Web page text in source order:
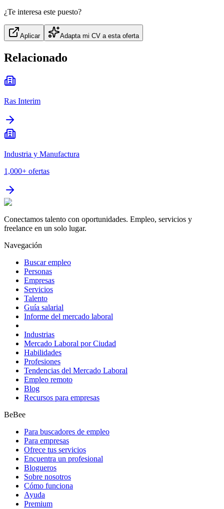
¿Te interesa este puesto?
Aplicar Adapta mi CV a esta oferta
Relacionado
Ras Interim
Industria y Manufactura
1,000+ ofertas
Conectamos talento con oportunidades. Empleo, servicios y
freelance en un solo lugar.
Navegación
Buscar empleo
Personas
Empresas
Servicios
Talento
Guía salarial
Informe del mercado laboral
Industrias
Mercado Laboral por Ciudad
Habilidades
Profesiones
Tendencias del Mercado Laboral
Empleo remoto
Blog
Recursos para empresas
BeBee
Para buscadores de empleo
Para empresas
Ofrece tus servicios
Encuentra un profesional
Blogueros
Sobre nosotros
Cómo funciona
Ayuda
Premium